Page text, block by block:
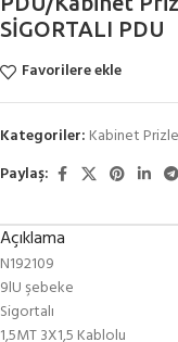
SİGORTALI PDU
Favorilere ekle
Kategoriler: Kabinet
Paylaş:
Açıklama
N192109
9lU şebeke
Sigortalı
1,5MT 3X1,5 Kablolu